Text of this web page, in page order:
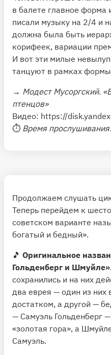
в балете главное форма
писали музыку на 2/4 и
должна была быть
корифеек, вариации
И вот эти милые
танцуют в рамках
→ Модест Мусоргский.
птенцов»
Видео: https://
⏱ Время
Продолжаем слушать
Теперь перейдем к
советском варианте
богатый и бедный».
🎵 Оригинальное
Гольденберг и
сохранились и на них
два еврея — один из них
достатком, а другой —
— Самуэль Гольденберг
«золотая гора», а
Самуэль.